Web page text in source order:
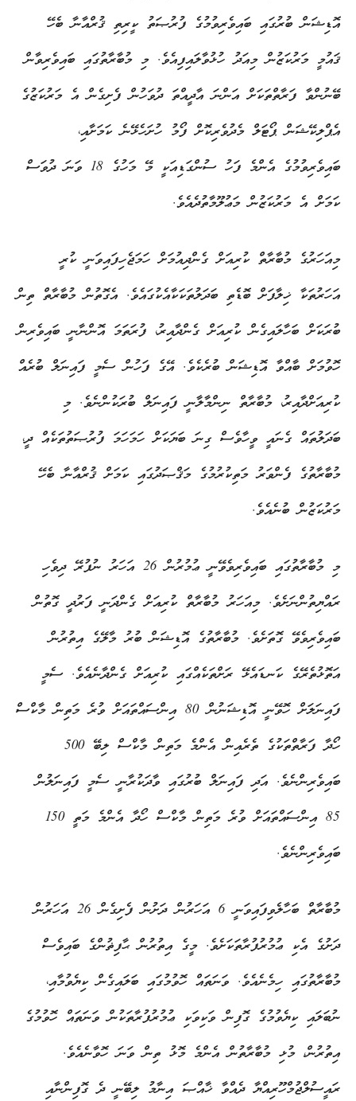
އޮޑިޝަން ބުރުގައި ބައިވެރިވުމުގެ ފުރުޞަތު ކީރިތި ޤުރްއާނާ ބެހޭ
ޤައުމީ މަރުކަޒުން މިއަދު ހުޅުވާލައިފިއެވެ. މި މުބާރާތުގައި ބައިވެރިވާން
ބޭނުންވާ ފަރާތްތަކަށް އަންނަ އާދީއްތަ ދުވަހުން ފެށިގެން އެ މަރުކަޒުގެ
އެޕްލިކޭޝަން ޕޯޓަލް މެދުވެރިކޮށް ފޯމު ހުށަހެޅޭނެ ކަމަށާއި،
ބައިވެރިވުމުގެ އެންމެ ފަހު ސުންގަޑިއަކީ މޭ މަހުގެ 18 ވަނަ ދުވަސް
ކަމަށް އެ މަރުކަޒުން މަޢުލޫމާތުދެއެވެ.
މިއަހަރުގެ މުބާރާތް ކުރިއަށް ގެންދިއުމަށް ހަމަޖެހިފައިވަނީ ކުރީ
އަހަރުތަކާ ޚިލާފަށް ބޮޑެތި ބަދަލުތަކަކާއެކުގައެވެ. އެގޮތުން މުބާރާތް ތިން
ބުރަކަށް ބަހާލައިގެން ކުރިއަށް ގެންދާއިރު، ފުރަތަމަ އޮންނާނީ ބައިވެރިން
ހޮވުމަށް ބާއްވާ އޮޑިޝަން ބުރެކެވެ. އޭގެ ފަހުން ސެމީ ފައިނަލް ބުރެއް
ކުރިއަށްދާއިރު، މުބާރާތް ނިންމާލާނީ ފައިނަލް ބުރަކުންނެވެ. މި
ބަދަލުތައް ގެނައީ ވީހާވެސް ގިނަ ބަޔަކަށް ހަމަހަމަ ފުރުޞަތުތަކެއް ދީ،
މުބާރާތުގެ ފެންވަރު މަތިކުރުމުގެ މަޤްޞަދުގައި ކަމަށް ޤުރްއާނާ ބެހޭ
މަރުކަޒުން ބުނެއެވެ.
މި މުބާރާތުގައި ބައިވެރިވެވޭނީ ޢުމުރުން 26 އަހަރު ނުފުރޭ ދިވެހި
ރައްޔިތުންނަށެވެ. މިއަހަރު މުބާރާތް ކުރިއަށް ގެންދަނީ ފަރުދީ ގޮތުން
ބައިވެރިވެވޭ ގޮތަށެވެ. މުބާރާތުގެ އޮޑިޝަން ބުރު މާލޭގެ އިތުރުން
އަތޮޅުތެރޭގެ ކަނޑައެޅޭ ރަށްތަކެއްގައި ކުރިއަށް ގެންދާނެއެވެ. ސެމީ
ފައިނަލަށް ހޮވޭނީ އޮޑިޝަނުން 80 އިންސައްތައަށް ވުރެ މަތިން މާކްސް
ހޯދާ ފަރާތްތަކުގެ ތެރެއިން އެންމެ މަތިން މާކްސް ލިބޭ 500
ބައިވެރިންނެވެ. އަދި ފައިނަލް ބުރުގައި ވާދަކުރާނީ ސެމީ ފައިނަލުން
85 އިންސައްތައަށް ވުރެ މަތިން މާކްސް ހޯދާ އެންމެ މަތީ 150
ބައިވެރިންނެވެ.
މުބާރާތް ބަހާލެވިފައިވަނީ 6 އަހަރުން ދަށުން ފެށިގެން 26 އަހަރުން
ދަށުގެ އެކި ޢުމުރުފުރާތަކަށެވެ. މީގެ އިތުރުން ޙާފިޡުންގެ ބައިވެސް
މުބާރާތުގައި ހިމެނެއެވެ. ވަނަތައް ހޮވުމުގައި ބަލައިގެން ކިޔެވުމާއި،
ނުބަލައި ކިޔެވުމުގެ ގޮފިން ވަކިވަކި ޢުމުރުފުރާތަކުން ވަނަތައް ހޮވުމުގެ
އިތުރުން، މުޅި މުބާރާތުން އެންމެ މޮޅު ތިން ވަނަ ހޮވާނެއެވެ.
ރައީސުލްޖުމްހޫރިއްޔާ ދެއްވާ ޚާއްޞަ އިނާމު ލިބޭނީ ދެ ގޮފިންނާއި